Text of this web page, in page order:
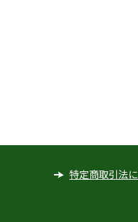
特定商取引法